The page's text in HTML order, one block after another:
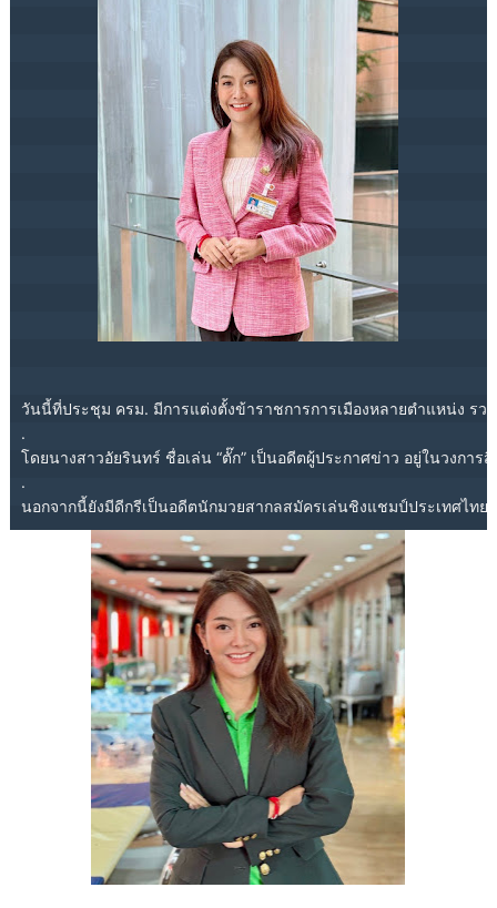
วันนี้ที่ประชุม ครม. มีการแต่งตั้งข้าราชการการเมืองหลายตำแหน่ง
.
โดยนางสาวอัยรินทร์ ชื่อเล่น “ตั๊ก” เป็นอดีตผู้ประกาศข่าว อยู่ในวงก
.